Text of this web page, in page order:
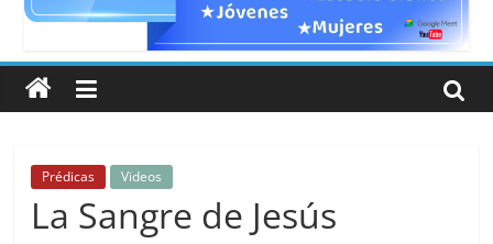
en
la
Soledad
Hacemos
parte
Prédicas Videos
La Sangre de Jesús